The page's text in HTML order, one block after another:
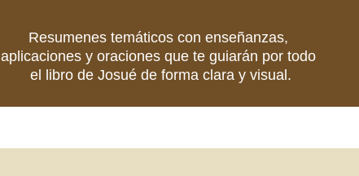
Resumenes temáticos con enseñanzas,
aplicaciones y oraciones que te guiarán por todo
el libro de Josué de forma clara y visual.